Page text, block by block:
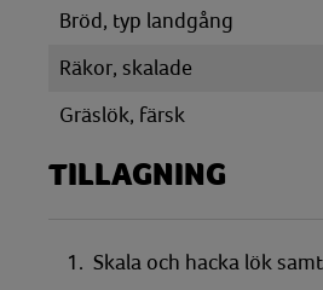
Bröd, typ landgång
Räkor, skalade
Gräslök, färsk
TILLAGNING
1. Skala och hacka lök